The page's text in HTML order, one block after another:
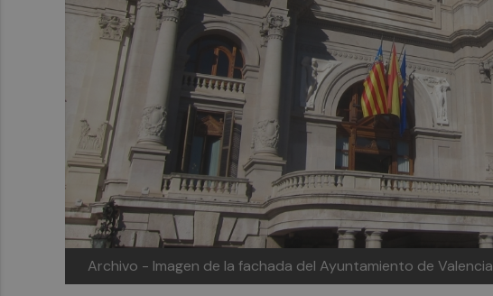
Archivo - Imagen de la fachada del Ayuntamiento de Valencia